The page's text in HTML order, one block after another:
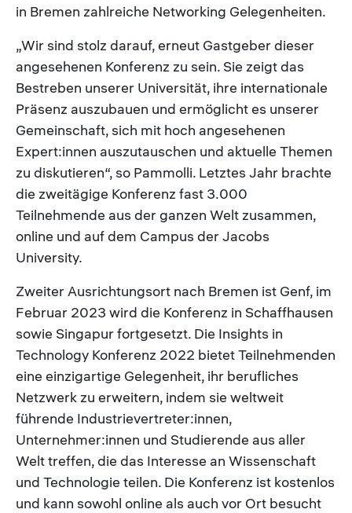
in Bremen zahlreiche Networking Gelegenheiten.
„Wir sind stolz darauf, erneut Gastgeber dieser
angesehenen Konferenz zu sein. Sie zeigt das
Bestreben unserer Universität, ihre internationale
Präsenz auszubauen und ermöglicht es unserer
Gemeinschaft, sich mit hoch angesehenen
Expert:innen auszutauschen und aktuelle Themen
zu diskutieren“, so Pammolli. Letztes Jahr brachte
die zweitägige Konferenz fast 3.000
Teilnehmende aus der ganzen Welt zusammen,
online und auf dem Campus der Jacobs
University.
Zweiter Ausrichtungsort nach Bremen ist Genf, im
Februar 2023 wird die Konferenz in Schaffhausen
sowie Singapur fortgesetzt. Die Insights in
Technology Konferenz 2022 bietet Teilnehmenden
eine einzigartige Gelegenheit, ihr berufliches
Netzwerk zu erweitern, indem sie weltweit
führende Industrievertreter:innen,
Unternehmer:innen und Studierende aus aller
Welt treffen, die das Interesse an Wissenschaft
und Technologie teilen. Die Konferenz ist kostenlos
und kann sowohl online als auch vor Ort besucht